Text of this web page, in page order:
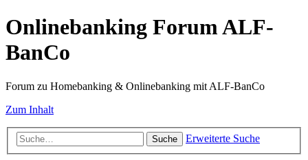
Onlinebanking Forum ALF-
BanCo
Forum zu Homebanking & Onlinebanking mit ALF-BanCo
Zum Inhalt
Suche Erweiterte Suche